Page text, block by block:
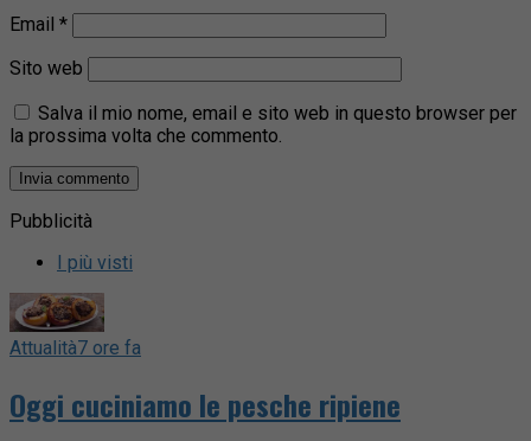
Email *
Sito web
Salva il mio nome, email e sito web in questo browser per
la prossima volta che commento.
Pubblicità
I più visti
Attualità7 ore fa
Oggi cuciniamo le pesche ripiene